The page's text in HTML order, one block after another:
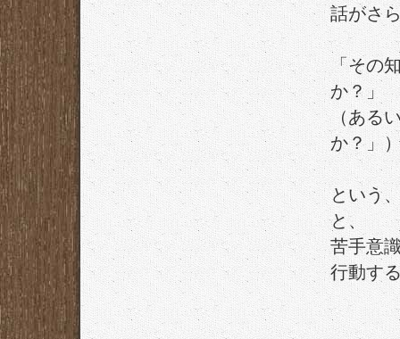
話がさ
「その
か？」
（ある
か？」
という
と、
苦手意
行動す